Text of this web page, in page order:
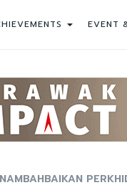
EVENT